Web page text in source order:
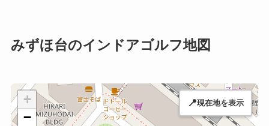
みずほ台のインドアゴルフ地図
+
−
📍現在地を表示